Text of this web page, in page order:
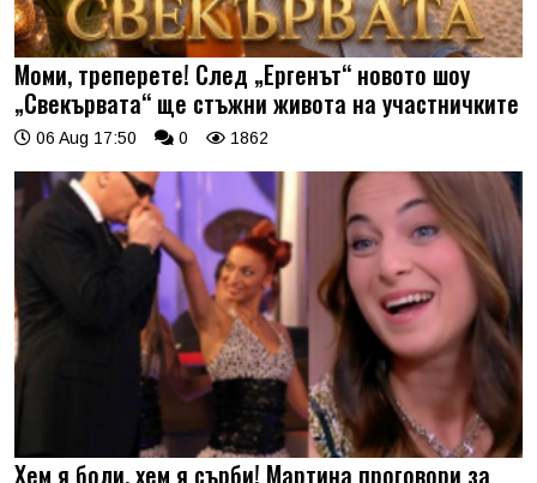
Моми, треперете! След „Ергенът“ новото шоу
„Свекървата“ ще стъжни живота на участничките
06 Aug 17:50 0 1862
Хем я боли, хем я сърби! Мартина проговори за